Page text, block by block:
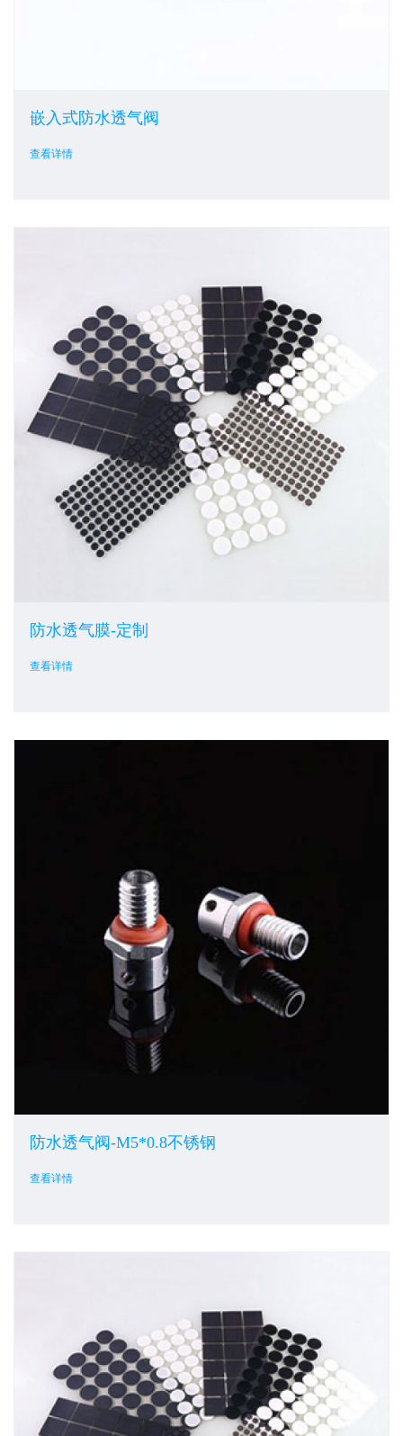
嵌入式防水透气阀
查看详情
防水透气膜-定制
查看详情
防水透气阀-M5*0.8不锈钢
查看详情